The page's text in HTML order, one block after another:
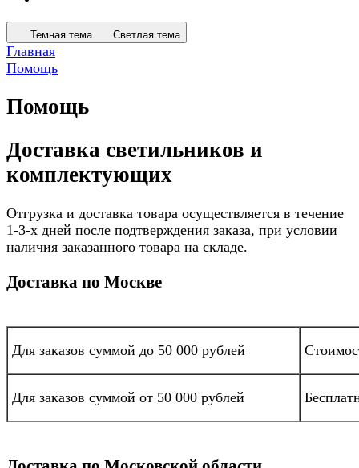
Темная тема Светлая тема
Главная
Помощь
Помощь
Доставка светильников и
комплектующих
Отгрузка и доставка товара осуществляется в течение
1-3-х дней после подтверждения заказа, при условии
наличия заказанного товара на складе.
Доставка по Москве
Для заказов суммой до 50 000 рублей
Для заказов суммой от 50 000 рублей